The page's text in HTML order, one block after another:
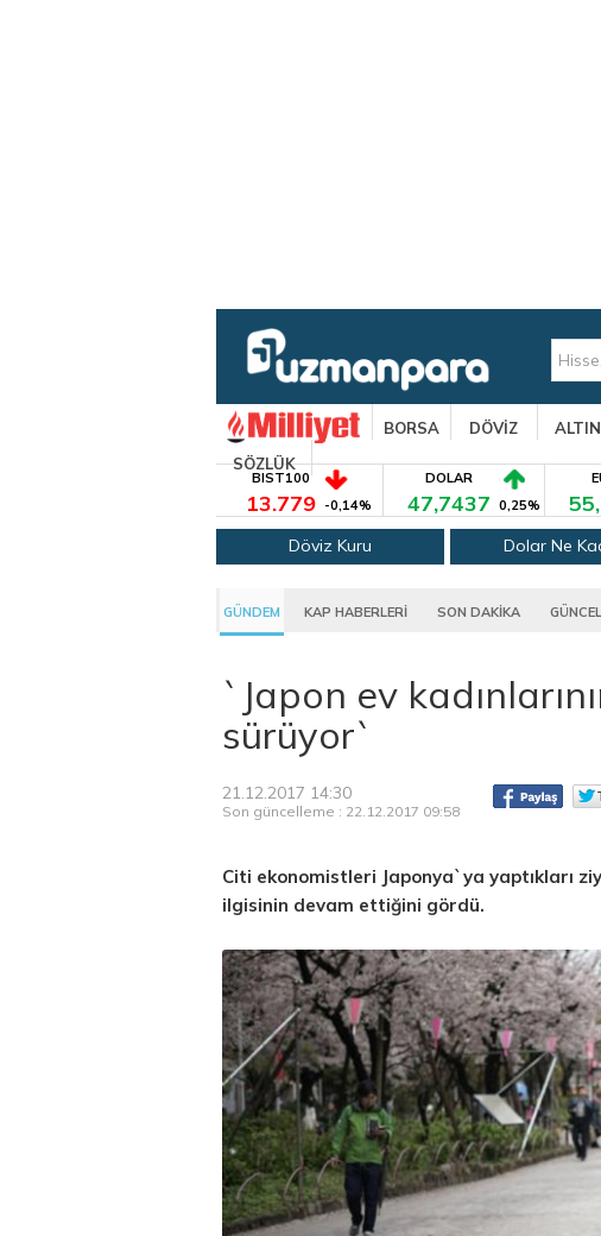
BORSA DÖVİZ ALTIN
SÖZLÜK
BIST100
13.779 -0,14%
DOLAR
47,7437 0,25%
Döviz Kuru Dolar Ne
GÜNDEM KAP HABERLERİ SON DAKİKA GÜNCEL
`Japon ev
sürüyor`
21.12.2017 14:30
Son güncelleme : 22.12.2017 09:58
Citi ekonomistleri Japonya`ya yaptıkları
ilgisinin devam ettiğini gördü.